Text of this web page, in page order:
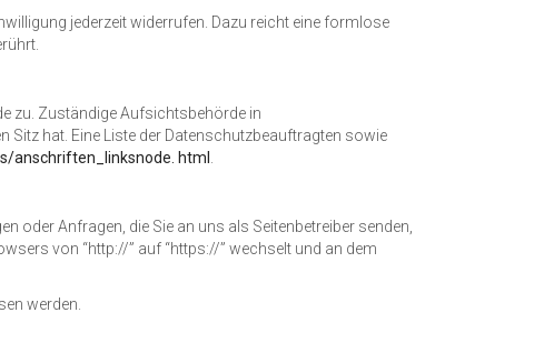
jederzeit widerrufen. Dazu reicht eine formlose
zu. Zuständige Aufsichtsbehörde in
hat. Eine Liste der Datenschutzbeauftragten sowie
anschriften_linksnode. html
oder Anfragen, die Sie an uns als Seitenbetreiber senden,
von “http://” auf “https://” wechselt und an dem
werden.